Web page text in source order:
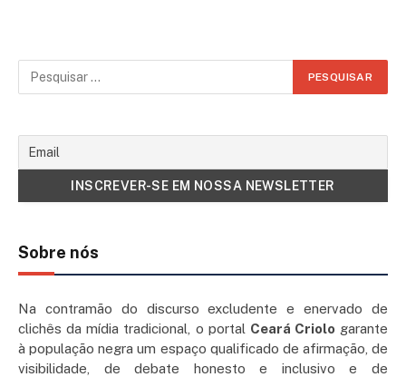
Sobre nós
Na contramão do discurso excludente e enervado de
clichês da mídia tradicional, o portal Ceará Criolo garante
à população negra um espaço qualificado de afirmação, de
visibilidade, de debate honesto e inclusivo e de